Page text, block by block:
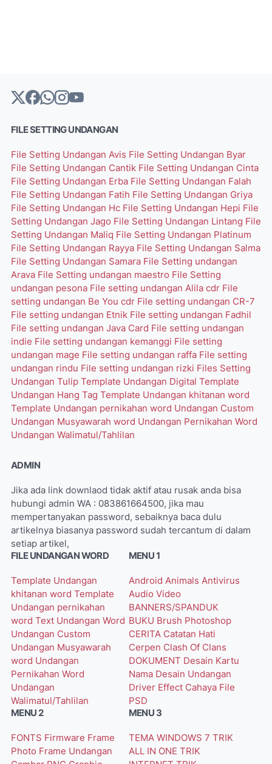
FILE SETTING UNDANGAN
File Setting Undangan Avis File Setting Undangan Byar
File Setting Undangan Cantik File Setting Undangan Cinta
File Setting Undangan Erba File Setting Undangan Falah
File Setting Undangan Fatih File Setting Undangan Griya
File Setting Undangan Hc File Setting Undangan Hepi File
Setting Undangan Jago File Setting Undangan Lintang File
Setting Undangan Maliq File Setting Undangan Platinum
File Setting Undangan Rayya File Setting Undangan Salma
File Setting Undangan Samara File Setting undangan
Arava File Setting undangan maestro File Setting
undangan pesona File setting undangan Alila cdr File
setting undangan Be You cdr File setting undangan CR-7
File setting undangan Etnik File setting undangan Fadhil
File setting undangan Java Card File setting undangan
indie File setting undangan kemanggi File setting
undangan mage File setting undangan raffa File setting
undangan rindu File setting undangan rizki Files Setting
Undangan Tulip Template Undangan Digital Template
Undangan Hang Tag Template Undangan khitanan word
Template Undangan pernikahan word Undangan Custom
Undangan Musyawarah word Undangan Pernikahan Word
Undangan Walimatul/Tahlilan
ADMIN
Jika ada link downlaod tidak aktif atau rusak anda bisa
hubungi admin WA : 083861664500, jika mau
mempertanyakan password, sebaiknya baca dulu
artikelnya biasanya password sudah tercantum di dalam
setiap artikel,
FILE UNDANGAN WORD
Template Undangan
khitanan word Template
Undangan pernikahan
word Text Undangan Word
Undangan Custom
Undangan Musyawarah
word Undangan
Pernikahan Word
Undangan
Walimatul/Tahlilan
MENU 1
Android Animals Antivirus
Audio Video
BANNERS/SPANDUK
BUKU Brush Photoshop
CERITA Catatan Hati
Cerpen Clash Of Clans
DOKUMENT Desain Kartu
Nama Desain Undangan
Driver Effect Cahaya File
PSD
MENU 2
FONTS Firmware Frame
Photo Frame Undangan
MENU 3
TEMA WINDOWS 7 TRIK
ALL IN ONE TRIK